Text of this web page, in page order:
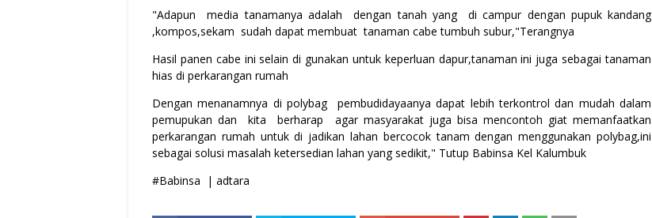
"Adapun media tanamanya adalah dengan tanah yang di campur dengan pupuk kandang
,kompos,sekam sudah dapat membuat tanaman cabe tumbuh subur,"Terangnya
Hasil panen cabe ini selain di gunakan untuk keperluan dapur,tanaman ini juga sebagai tanaman
hias di perkarangan rumah
Dengan menanamnya di polybag pembudidayaanya dapat lebih terkontrol dan mudah dalam
pemupukan dan kita berharap agar masyarakat juga bisa mencontoh giat memanfaatkan
perkarangan rumah untuk di jadikan lahan bercocok tanam dengan menggunakan polybag,ini
sebagai solusi masalah ketersedian lahan yang sedikit," Tutup Babinsa Kel Kalumbuk
#Babinsa | adtara